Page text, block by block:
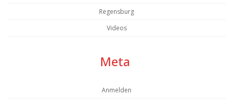
Regensburg
Videos
Meta
Anmelden